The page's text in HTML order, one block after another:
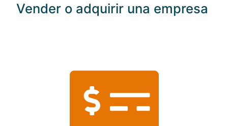
Vender o adquirir una empresa